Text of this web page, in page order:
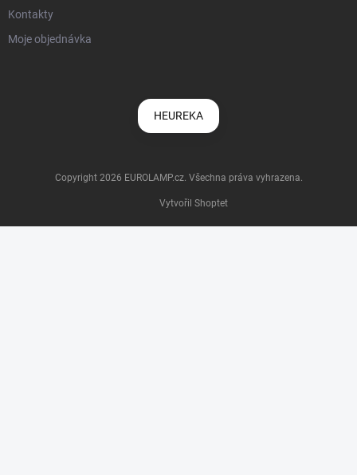
Kontakty
Moje objednávka
HEUREKA
Vytvořil Shoptet
Copyright 2026 EUROLAMP.cz. Všechna práva vyhrazena.